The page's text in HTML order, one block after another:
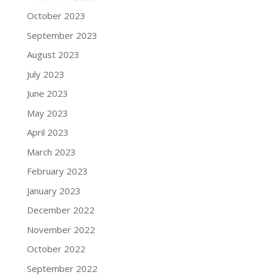
October 2023
September 2023
August 2023
July 2023
June 2023
May 2023
April 2023
March 2023
February 2023
January 2023
December 2022
November 2022
October 2022
September 2022